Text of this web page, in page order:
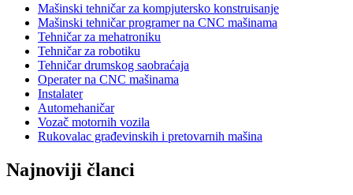
Mašinski tehničar za kompjutersko konstruisanje
Mašinski tehničar programer na CNC mašinama
Tehničar za mehatroniku
Tehničar za robotiku
Tehničar drumskog saobraćaja
Operater na CNC mašinama
Instalater
Automehaničar
Vozač motornih vozila
Rukovalac građevinskih i pretovarnih mašina
Najnoviji članci